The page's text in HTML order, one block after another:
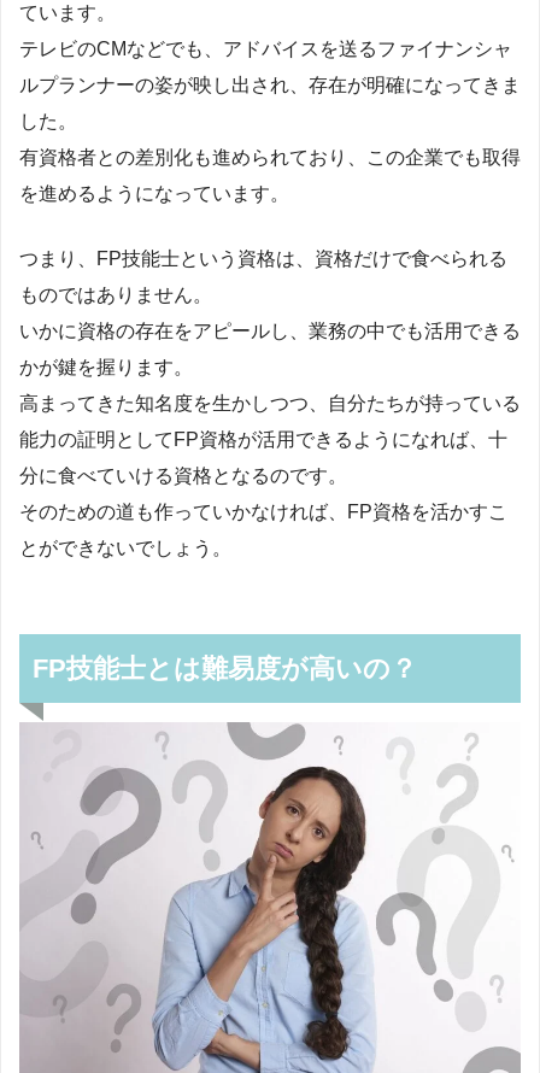
ています。
テレビのCMなどでも、アドバイスを送るファイナンシャ
ルプランナーの姿が映し出され、存在が明確になってきま
した。
有資格者との差別化も進められており、この企業でも取得
を進めるようになっています。
つまり、FP技能士という資格は、資格だけで食べられる
ものではありません。
いかに資格の存在をアピールし、業務の中でも活用できる
かが鍵を握ります。
高まってきた知名度を生かしつつ、自分たちが持っている
能力の証明としてFP資格が活用できるようになれば、十
分に食べていける資格となるのです。
そのための道も作っていかなければ、FP資格を活かすこ
とができないでしょう。
FP技能士とは難易度が高いの？